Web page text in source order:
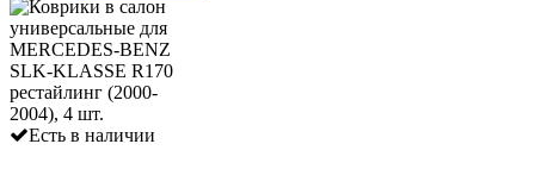
Есть в наличии